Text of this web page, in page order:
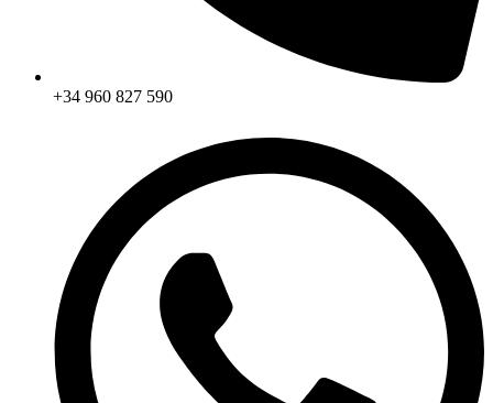
+34 960 827 590